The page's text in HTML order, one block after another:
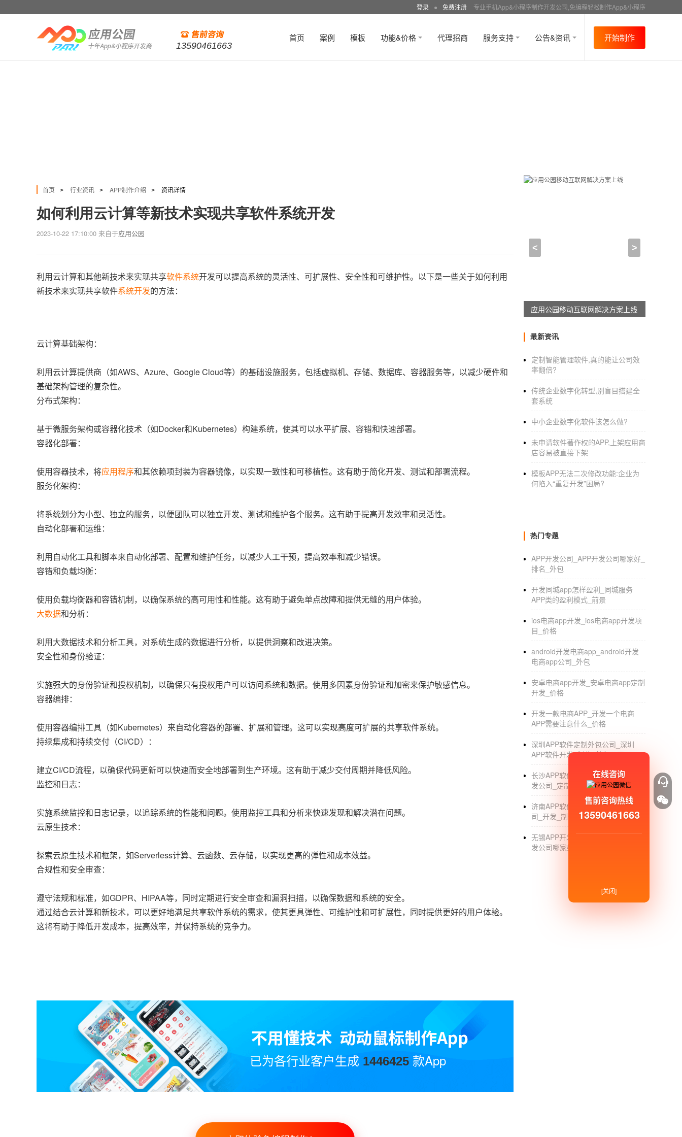
登录 ● 免费注册 专业手机App&小程序制作开发公司,免编程轻松制作App&小程序
13590461663
首页 案例 模板 功能&价格 代理招商 服务支持 公告&资讯 开始制作
首页 > 行业资讯 > APP制作介绍 > 资讯详情
如何利用云计算等新技术实现共享软件系统开发
2023-10-22 17:10:00 来自于应用公园
利用云计算和其他新技术来实现共享软件系统开发可以提高系统的灵活性、可扩展性、安全性和可维护性。以下是一些关于如何利用
新技术来实现共享软件系统开发的方法：
云计算基础架构：
利用云计算提供商（如AWS、Azure、Google Cloud等）的基础设施服务，包括虚拟机、存储、数据库、容器服务等，以减少硬件和
基础架构管理的复杂性。
分布式架构：
基于微服务架构或容器化技术（如Docker和Kubernetes）构建系统，使其可以水平扩展、容错和快速部署。
容器化部署：
使用容器技术，将应用程序和其依赖项封装为容器镜像，以实现一致性和可移植性。这有助于简化开发、测试和部署流程。
服务化架构：
将系统划分为小型、独立的服务，以便团队可以独立开发、测试和维护各个服务。这有助于提高开发效率和灵活性。
自动化部署和运维：
利用自动化工具和脚本来自动化部署、配置和维护任务，以减少人工干预，提高效率和减少错误。
容错和负载均衡：
使用负载均衡器和容错机制，以确保系统的高可用性和性能。这有助于避免单点故障和提供无缝的用户体验。
大数据和分析：
利用大数据技术和分析工具，对系统生成的数据进行分析，以提供洞察和改进决策。
安全性和身份验证：
实施强大的身份验证和授权机制，以确保只有授权用户可以访问系统和数据。使用多因素身份验证和加密来保护敏感信息。
容器编排：
使用容器编排工具（如Kubernetes）来自动化容器的部署、扩展和管理。这可以实现高度可扩展的共享软件系统。
持续集成和持续交付（CI/CD）：
建立CI/CD流程，以确保代码更新可以快速而安全地部署到生产环境。这有助于减少交付周期并降低风险。
监控和日志：
实施系统监控和日志记录，以追踪系统的性能和问题。使用监控工具和分析来快速发现和解决潜在问题。
云原生技术：
探索云原生技术和框架，如Serverless计算、云函数、云存储，以实现更高的弹性和成本效益。
合规性和安全审查：
遵守法规和标准，如GDPR、HIPAA等，同时定期进行安全审查和漏洞扫描，以确保数据和系统的安全。
通过结合云计算和新技术，可以更好地满足共享软件系统的需求，使其更具弹性、可维护性和可扩展性，同时提供更好的用户体验。
这将有助于降低开发成本，提高效率，并保持系统的竞争力。
已为各行业客户生成 1446425 款App
< >
应用公园移动互联网解决方案上线
最新资讯
定制智能管理软件,真的能让公司效
率翻倍?
传统企业数字化转型,别盲目搭建全
套系统
中小企业数字化软件该怎么做?
未申请软件著作权的APP,上架应用商
店容易被直接下架
模板APP无法二次修改功能:企业为
何陷入“重复开发”困局?
热门专题
APP开发公司_APP开发公司哪家好_
排名_外包
开发同城app怎样盈利_同城服务
APP类的盈利模式_前景
ios电商app开发_ios电商app开发项
目_价格
android开发电商app_android开发
电商app公司_外包
安卓电商app开发_安卓电商app定制
开发_价格
开发一款电商APP_开发一个电商
APP需要注意什么_价格
深圳APP软件定制外包公司_深圳
APP软件开发_制作_外包公司
长沙APP软件开发公司_长沙APP开
发公司_定制_制作_外包
济南APP软件开发公司_济南APP公
司_开发_制作_外包
无锡APP开发外包公司_无锡APP开
发公司哪家好_制作_定制公司
在线咨询
售前咨询热线
13590461663
[关闭]